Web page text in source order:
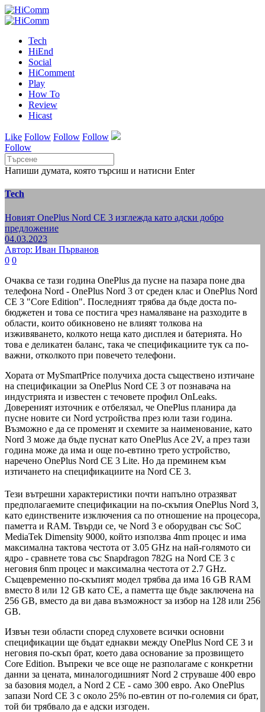
Tech
HiEnd
Social
HiComment
Play
How To
Review
Hicast
Like Follow Follow Follow
Follow
Напиши думата, която търсиш и натисни Enter
Tech
Новият OnePlus Nord CE 3 изглежда като адски добро
предложение
04.03.2023
Автор: Иван Първанов
0 0
Очаква се тази година OnePlus да пусне на пазара поне два
телефона Nord - OnePlus Nord 3 от среден клас и OnePlus Nord
CE 3 "Core Edition". Последният трябва да бъде доста по-
бюджетен и това се постига чрез намаляване на разходите в
области, които обикновено не влияят толкова на
изживяването, колкото неща като дисплея и батерията. Но
това е деликатен баланс, така че спецификациите тук са по-
важни, отколкото при повечето телефони.
Хората от MySmartPrice получиха доста съществено изтичане
на спецификации за OnePlus Nord CE 3 от познавача на
индустрията и известен с течовете профил OnLeaks.
Довереният източник е отбелязал, че OnePlus планира да
пусне новите си Nord устройства през юли тази година.
Възможно е да се променят и схемите за наименование, като
Nord 3 може да бъде пуснат като OnePlus Ace 2V, а през тази
година може да има и още по-евтино трето устройство,
наречено OnePlus Nord CE 3 Lite. Но да преминем към
изтичането на спецификациите на Nord CE 3.
Тези вътрешни характеристики почти напълно отразяват
предполагаемите спецификации на по-скъпия OnePlus Nord 3,
като единствените изключения са по отношение на процесора,
паметта и RAM. Твърди се, че Nord 3 е оборудван със SoC
MediaTek Dimensity 9000, който използва 4nm процес и има
максимална тактова честота от 3.05 GHz на най-голямото си
ядро - сравнете това със Snapdragon 782G на Nord CE 3 с
неговия 6nm процес и максимална честота от 2.7 GHz.
Същевременно по-скъпият модел трябва да има 16 GB RAM
вместо 8 или 12 GB като CE, а паметта ще бъде заключена на
256 GB, вместо да ви дава възможност за избор на 128 или 256
GB.
Извън тези области според слуховете всички основни
спецификации ще бъдат еднакви между OnePlus Nord CE 3 и
неговия по-скъп брат, което дава основание за прозвището
Core Edition. Въпреки че все още не разполагаме с конкретни
данни за цената, миналогодишният Nord 2 струваше 400 евро
за базовия модел, а Nord 2 CE - само 300 евро. Ако OnePlus
запази Nord CE 3 с около 25% по-евтин от по-големия си брат,
той би трябвало да е адски изгоден.